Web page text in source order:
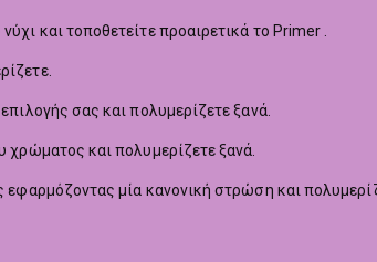
και τοποθετείτε προαιρετικά το Primer .
σας και πολυμερίζετε ξανά.
χρώματος και πολυμερίζετε ξανά.
μία κανονική στρώση και